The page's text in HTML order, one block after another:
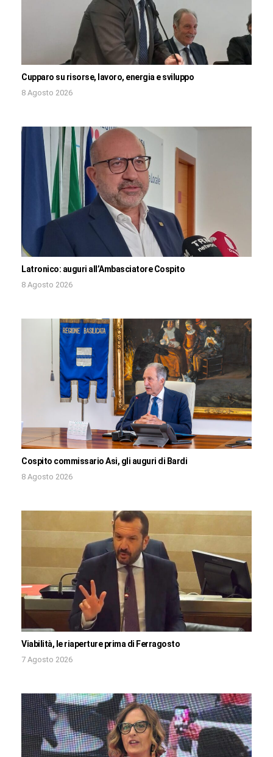
Cupparo su risorse, lavoro, energia e sviluppo
8 Agosto 2026
Latronico: auguri all’Ambasciatore Cospito
8 Agosto 2026
Cospito commissario Asi, gli auguri di Bardi
8 Agosto 2026
Viabilità, le riaperture prima di Ferragosto
7 Agosto 2026